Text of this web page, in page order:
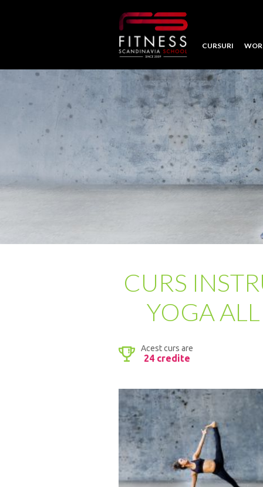
CURSURI
CURS
YOGA
Acest curs are
24 credite